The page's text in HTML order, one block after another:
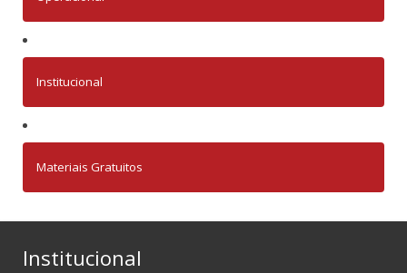
Institucional
Materiais Gratuitos
Institucional